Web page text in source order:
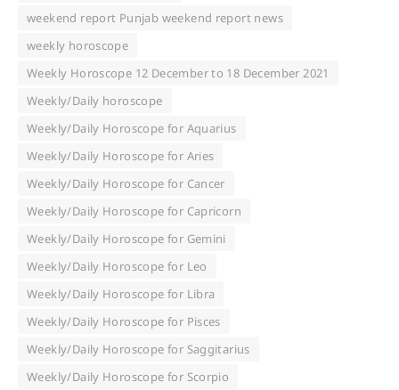
weekend report Punjab weekend report news
weekly horoscope
Weekly Horoscope 12 December to 18 December 2021
Weekly/Daily horoscope
Weekly/Daily Horoscope for Aquarius
Weekly/Daily Horoscope for Aries
Weekly/Daily Horoscope for Cancer
Weekly/Daily Horoscope for Capricorn
Weekly/Daily Horoscope for Gemini
Weekly/Daily Horoscope for Leo
Weekly/Daily Horoscope for Libra
Weekly/Daily Horoscope for Pisces
Weekly/Daily Horoscope for Saggitarius
Weekly/Daily Horoscope for Scorpio